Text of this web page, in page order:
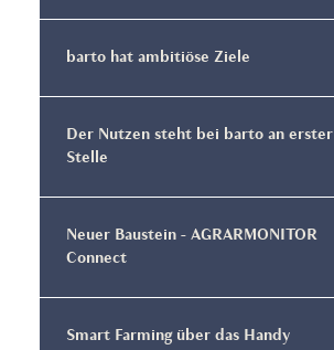
barto hat ambitiöse Ziele
Der Nutzen steht bei barto an erster
Stelle
Neuer Baustein - AGRARMONITOR
Connect
Smart Farming über das Handy